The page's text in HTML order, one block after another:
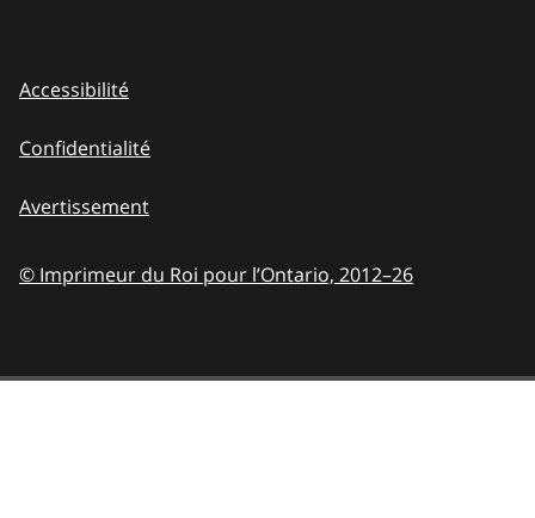
Accessibilité
Confidentialité
Avertissement
© Imprimeur du Roi pour l’Ontario, 2012–26